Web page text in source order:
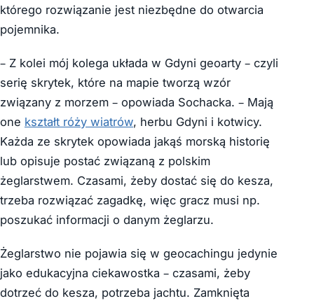
którego rozwiązanie jest niezbędne do otwarcia
pojemnika.
– Z kolei mój kolega układa w Gdyni geoarty – czyli
serię skrytek, które na mapie tworzą wzór
związany z morzem – opowiada Sochacka. – Mają
one kształt róży wiatrów, herbu Gdyni i kotwicy.
Każda ze skrytek opowiada jakąś morską historię
lub opisuje postać związaną z polskim
żeglarstwem. Czasami, żeby dostać się do kesza,
trzeba rozwiązać zagadkę, więc gracz musi np.
poszukać informacji o danym żeglarzu.
Żeglarstwo nie pojawia się w geocachingu jedynie
jako edukacyjna ciekawostka – czasami, żeby
dotrzeć do kesza, potrzeba jachtu. Zamknięta